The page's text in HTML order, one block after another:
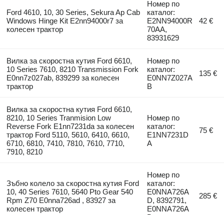
Ford 4610, 10, 30 Series, Sekura Ap Cab
Windows Hinge Kit E2nn94000r7 за
колесен трактор
Номер по
каталог:
E2NN94000R
70AA,
83931629
42 €
Вилка за скоростна кутия Ford 6610,
10 Series 7610, 8210 Transmission Fork
E0nn7z027ab, 839299 за колесен
трактор
Номер по
каталог:
E0NN7Z027A
B
135 €
Вилка за скоростна кутия Ford 6610,
8210, 10 Series Tranmision Low
Reverse Fork E1nn7231da за колесен
трактор Ford 5110, 5610, 6410, 6610,
6710, 6810, 7410, 7810, 7610, 7710,
7910, 8210
Номер по
каталог:
E1NN7231D
A
75 €
Зъбно колело за скоростна кутия Ford
10, 40 Series 7610, 5640 Pto Gear 540
Rpm Z70 E0nna726ad , 83927 за
колесен трактор
Номер по
каталог:
E0NNA726A
D, 8392791,
E0NNA726A
285 €